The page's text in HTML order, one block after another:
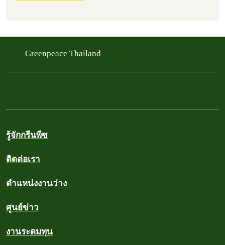
Greenpeace Thailand
รู้จักกรีนพีซ
ติดต่อเรา
ตำแหน่งงานว่าง
ศูนย์ข่าว
งานระดมทุน